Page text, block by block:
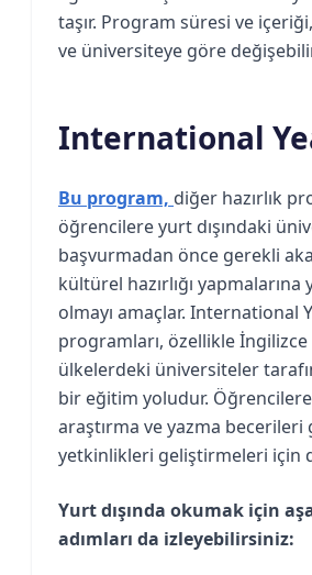
taşır. Program süresi ve
ve üniversiteye göre
International
Bu program, diğer hazırlık
öğrencilere yurt dışındaki
başvurmadan önce gerekli
kültürel hazırlığı yapmalarına
olmayı amaçlar. International
programları, özellikle
ülkelerdeki üniversiteler
bir eğitim yoludur.
araştırma ve yazma becerileri
yetkinlikleri geliştirmeleri için
Yurt dışında okumak için
adımları da izleyebilirsiniz: